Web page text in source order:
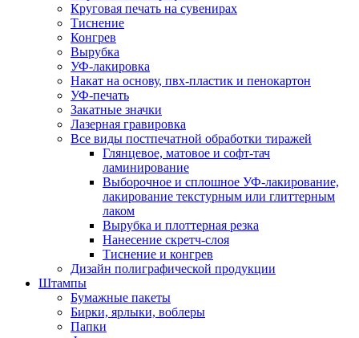
Круговая печать на сувенирах
Тиснение
Конгрев
Вырубка
УФ-лакировка
Накат на основу, пвх-пластик и пенокартон
УФ-печать
Закатные значки
Лазерная гравировка
Все виды постпечатной обработки тиражей
Глянцевое, матовое и софт-тач
ламинирование
Выборочное и сплошное УФ-лакирование,
лакирование текстурным или глиттерным
лаком
Вырубка и плоттерная резка
Нанесение скретч-слоя
Тиснение и конгрев
Дизайн полиграфической продукции
Штампы
Бумажные пакеты
Бирки, ярлыки, воблеры
Папки